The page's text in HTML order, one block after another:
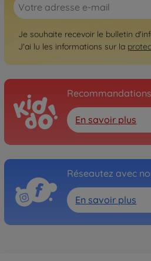
Je souhaite recevoir le bulletin
J'ai lu les informations sur la
En savoir plus
Réseautez avec
En savoir plus